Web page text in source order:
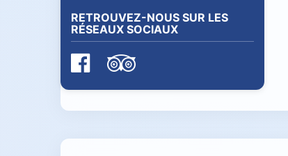
RETROUVEZ-NOUS SUR LES
RÉSEAUX SOCIAUX